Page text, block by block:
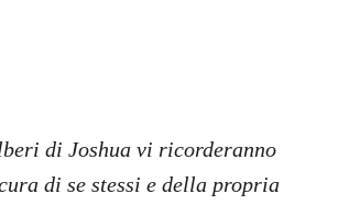
di Joshua vi ricorderanno
di se stessi e della propria